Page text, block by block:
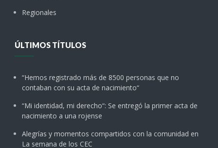
Regionales
ÚLTIMOS TÍTULOS
“Hemos registrado más de 8500 personas que no
contaban con su acta de nacimiento“
“Mi identidad, mi derecho“: Se entregó la primer acta de
nacimiento a una rojense
Alegrías y momentos compartidos con la comunidad en
La semana de los CEC